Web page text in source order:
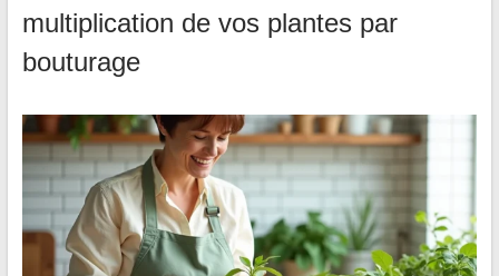
multiplication de vos plantes par
bouturage